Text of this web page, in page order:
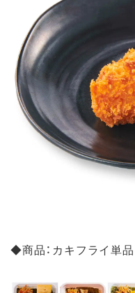
◆商品：カキフライ単